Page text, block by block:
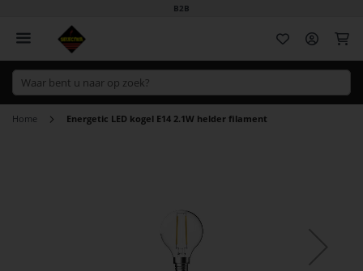
B2B
Home Energetic LED kogel E14 2.1W helder filament